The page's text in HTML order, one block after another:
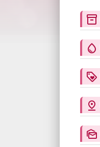
inventory_2
water_drop
loyalty
pin_drop
mark_as_unread